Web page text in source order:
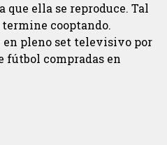
ella se reproduce. Tal
cooptando.
en pleno set televisivo por
fútbol compradas en